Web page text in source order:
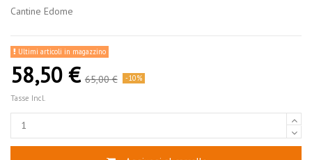
Cantine Edome
Ultimi articoli in magazzino
58,50 € 65,00 € -10%
Tasse Incl.